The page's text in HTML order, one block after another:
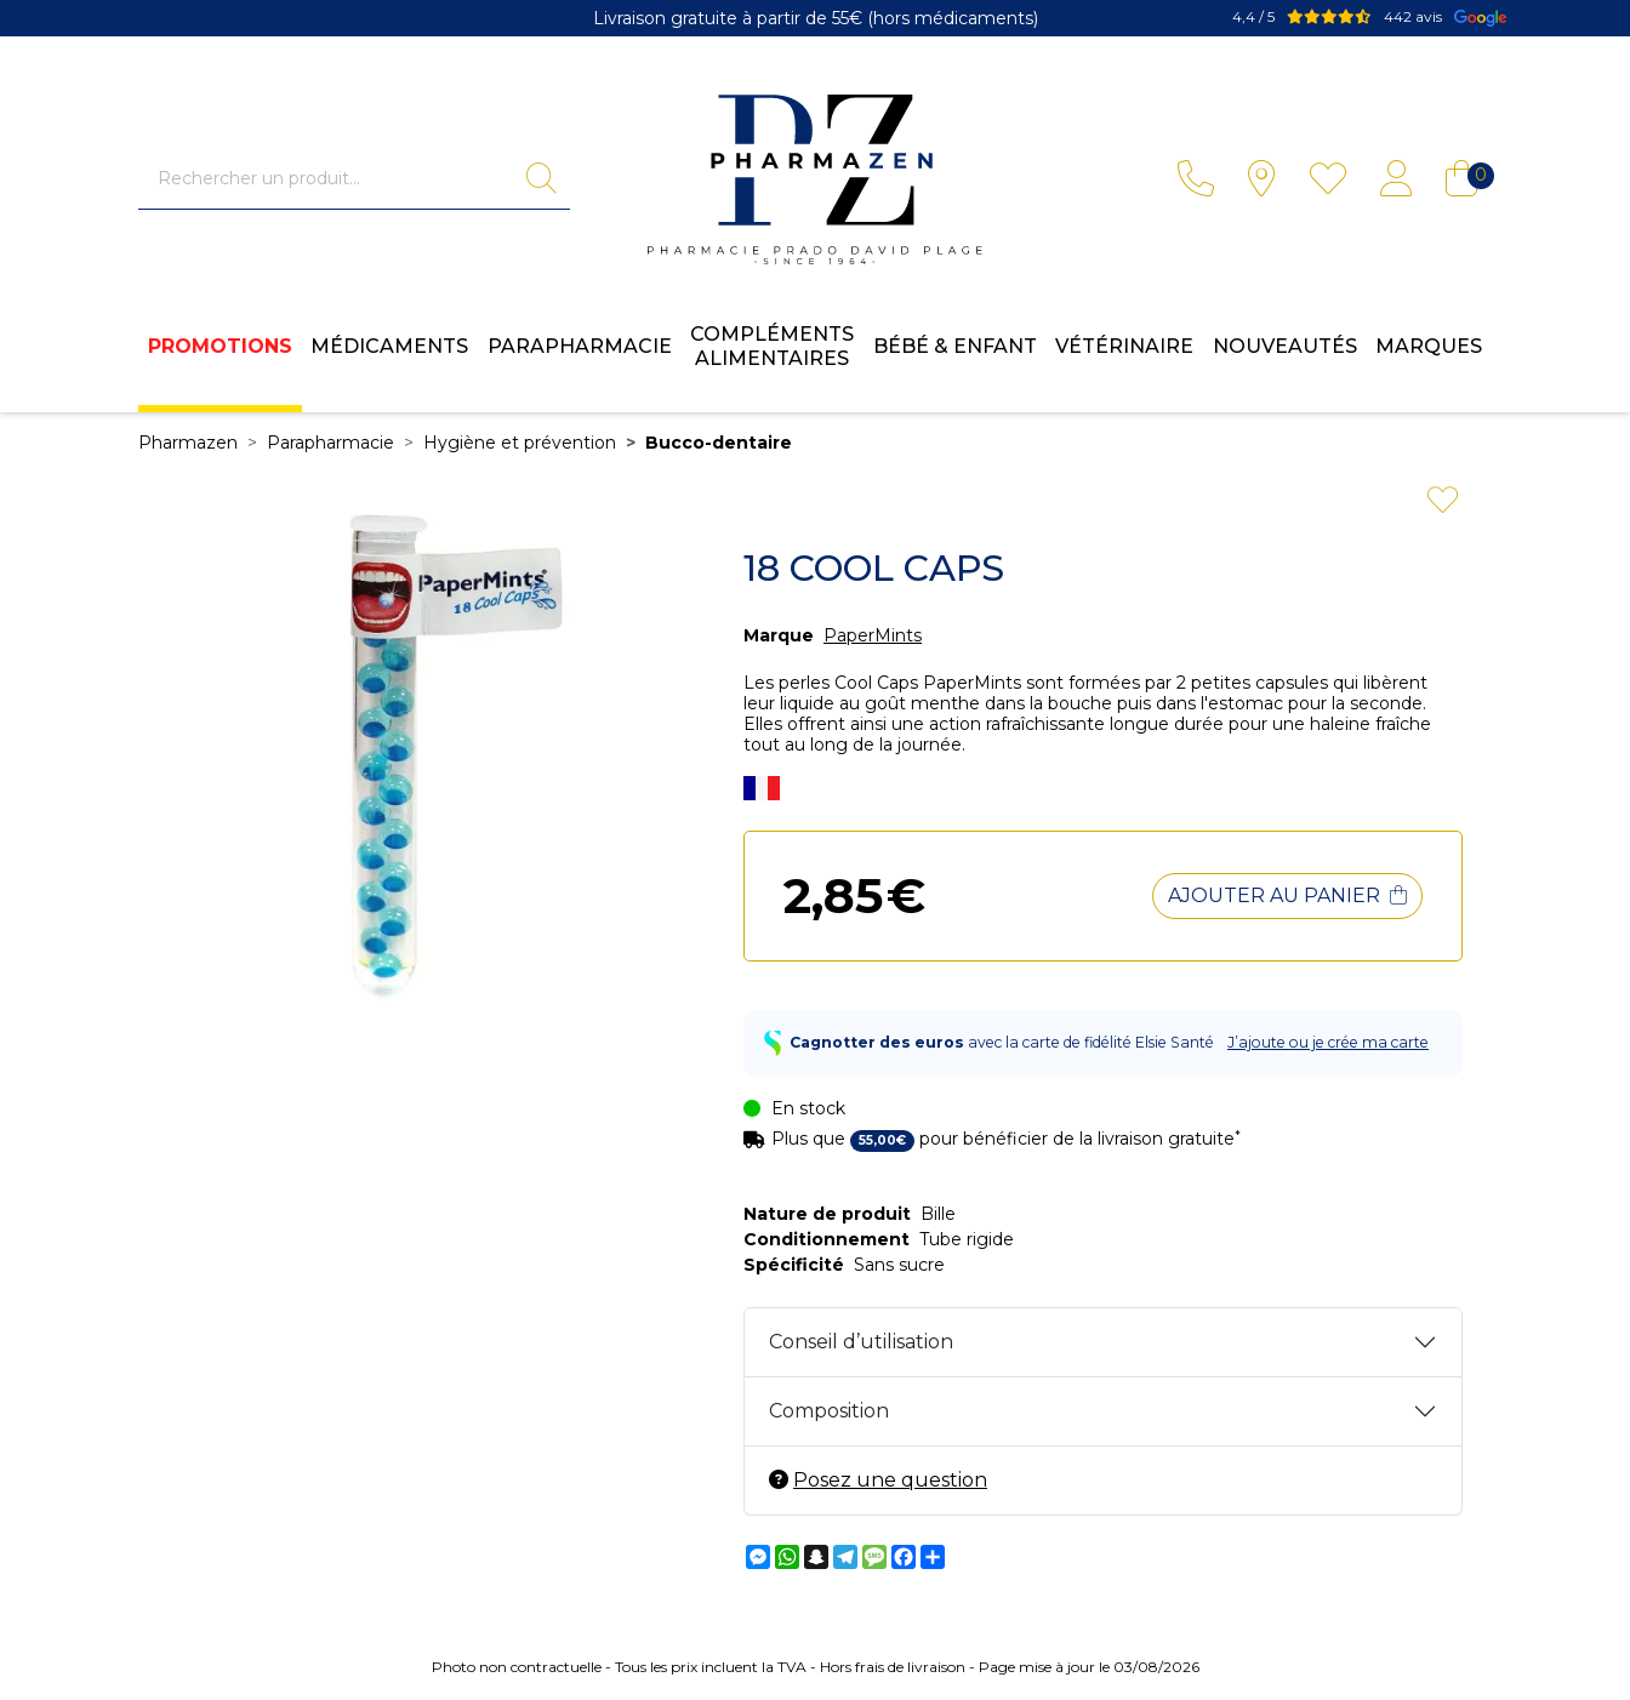
Livraison gratuite à partir de 55€(hors médicaments) 4,4 / 5 442 avis
0
PROMOTIONS MÉDICAMENTS PARAPHARMACIE
COMPLÉMENTS
ALIMENTAIRES
BÉBÉ & ENFANT VÉTÉRINAIRE NOUVEAUTÉS MARQUES
Pharmazen Parapharmacie Hygiène et prévention Bucco-dentaire
18 COOL CAPS
Marque PaperMints
Les perles Cool Caps PaperMints sont formées par 2 petites capsules qui libèrent
leur liquide au goût menthe dans la bouche puis dans l'estomac pour la seconde.
Elles offrent ainsi une action rafraîchissante longue durée pour une haleine fraîche
tout au long de la journée.
2,85€ AJOUTER AU PANIER
Cagnotter des euros avec la carte de fidélité Elsie Santé J’ajoute ou je crée ma carte
En stock
Plus que
55,00€ pour bénéficier de la livraison gratuite*
Nature de produit Bille
Conditionnement Tube rigide
Spécificité Sans sucre
Conseil d’utilisation
Composition
Posez une question
Messenger
WhatsApp
Snapchat
Telegram
MessageFacebook
Photo non contractuelle - Tous les prix incluent la TVA - Hors frais de livraison - Page mise à jour le 03/08/2026